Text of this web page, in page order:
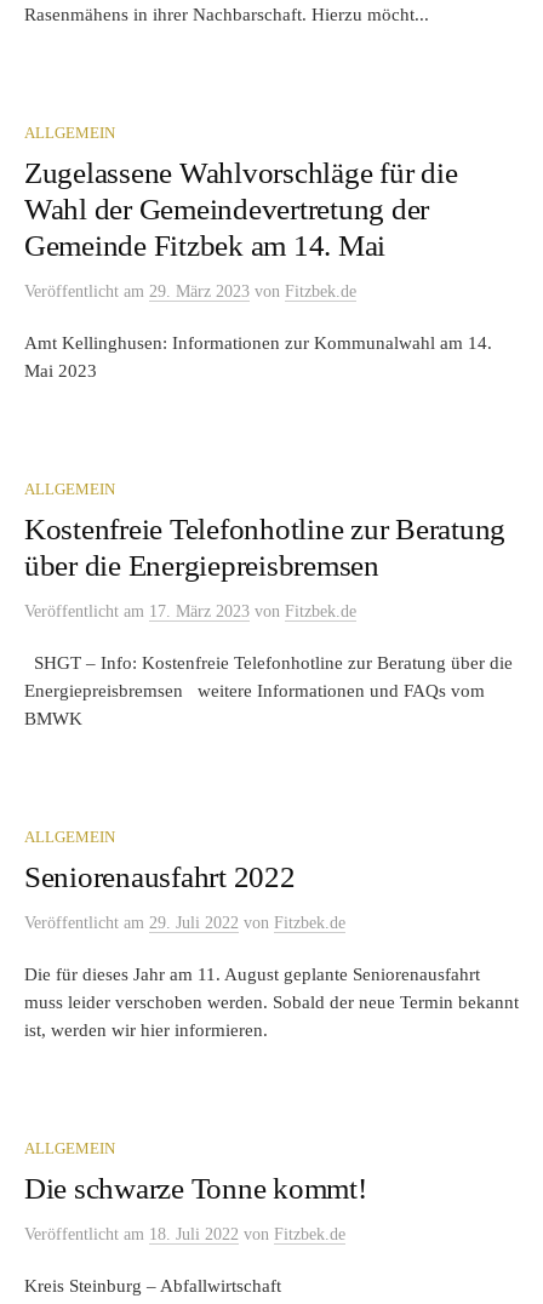
Rasenmähens in ihrer Nachbarschaft. Hierzu möcht...
ALLGEMEIN
Zugelassene Wahlvorschläge für die
Wahl der Gemeindevertretung der
Gemeinde Fitzbek am 14. Mai
Veröffentlicht am 29. März 2023 von Fitzbek.de
Amt Kellinghusen: Informationen zur Kommunalwahl am 14.
Mai 2023
ALLGEMEIN
Kostenfreie Telefonhotline zur Beratung
über die Energiepreisbremsen
Veröffentlicht am 17. März 2023 von Fitzbek.de
SHGT – Info: Kostenfreie Telefonhotline zur Beratung über die
Energiepreisbremsen weitere Informationen und FAQs vom
BMWK
ALLGEMEIN
Seniorenausfahrt 2022
Veröffentlicht am 29. Juli 2022 von Fitzbek.de
Die für dieses Jahr am 11. August geplante Seniorenausfahrt
muss leider verschoben werden. Sobald der neue Termin bekannt
ist, werden wir hier informieren.
ALLGEMEIN
Die schwarze Tonne kommt!
Veröffentlicht am 18. Juli 2022 von Fitzbek.de
Kreis Steinburg – Abfallwirtschaft